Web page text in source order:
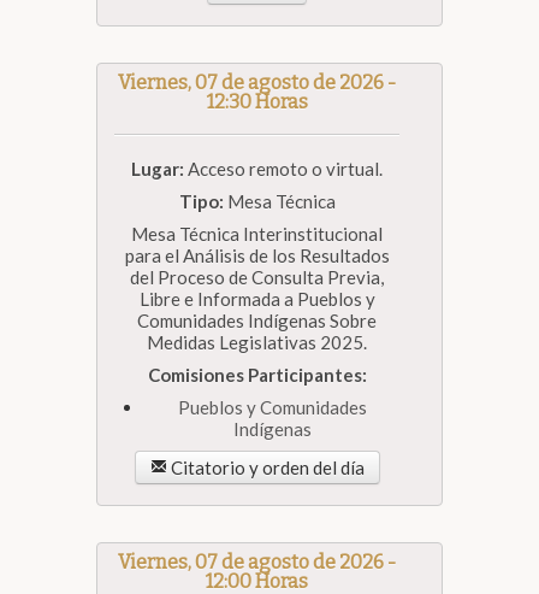
Viernes, 07 de agosto de 2026 -
12:30 Horas
Lugar: Acceso remoto o virtual.
Tipo: Mesa Técnica
Mesa Técnica Interinstitucional
para el Análisis de los Resultados
del Proceso de Consulta Previa,
Libre e Informada a Pueblos y
Comunidades Indígenas Sobre
Medidas Legislativas 2025.
Comisiones Participantes:
Pueblos y Comunidades
Indígenas
Citatorio y orden del día
Viernes, 07 de agosto de 2026 -
12:00 Horas